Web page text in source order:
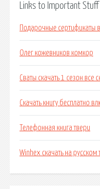
Links to Important Stuff
Подарочные сертификаты
Олег кожевников комкор
Сваты скачать 1 сезон все
Скачать книгу бесплатно
Телефонная книга твери
Winhex скачать на русском